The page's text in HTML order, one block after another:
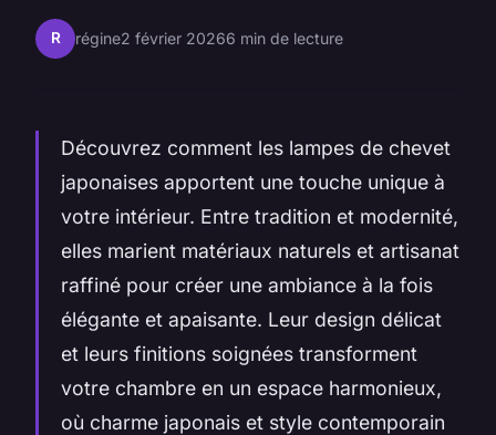
R régine2 février 20266 min de lecture
Découvrez comment les lampes de chevet
japonaises apportent une touche unique à
votre intérieur. Entre tradition et modernité,
elles marient matériaux naturels et artisanat
raffiné pour créer une ambiance à la fois
élégante et apaisante. Leur design délicat
et leurs finitions soignées transforment
votre chambre en un espace harmonieux,
où charme japonais et style contemporain